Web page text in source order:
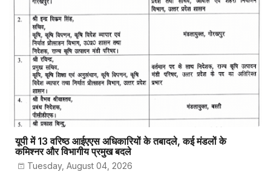
यूपी में 13 वरिष्ठ आईएएस अधिकारियों के तबादले, कई मंडलों के
कमिश्नर और विभागीय प्रमुख बदले
Tuesday, August 04, 2026